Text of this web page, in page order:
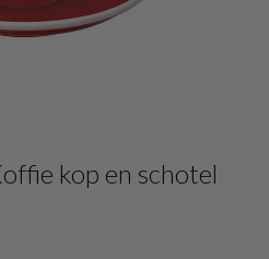
kop en schotel